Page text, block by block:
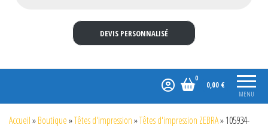
DEVIS PERSONNALISÉ
MENU
0
0,00 €
Accueil»Boutique»Têtes d'impression»Têtes d'impression ZEBRA»105934-